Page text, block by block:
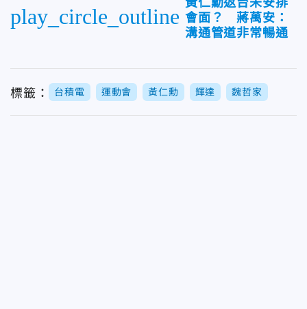
play_circle_outline 會面？ 蔣萬安：
溝通管道非常暢通
標籤： 台積電 運動會 黃仁勳 輝達 魏哲家